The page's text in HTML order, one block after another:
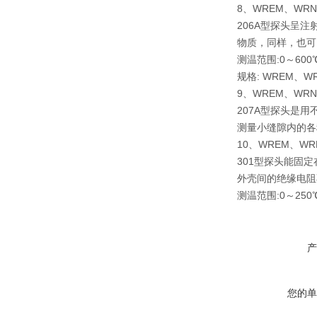
8、WREM、
206A型探头呈注
物质，同样，也
测温范围:0～
规格: WREM、
9、WREM、
207A型探头是用
测量小缝隙内的
10、WREM、
301型探头能固定
外壳间的绝缘电
测温范围:0～
您的